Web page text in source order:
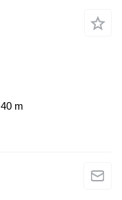
40 m